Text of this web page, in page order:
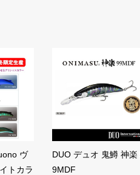
ヴ
トカラ
DUO デュオ 鬼鱒 神楽
9MDF